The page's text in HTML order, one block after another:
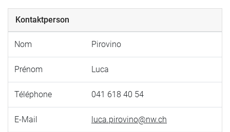
Kontaktperson
Nom Pirovino
Prénom Luca
Téléphone 041 618 40 54
E-Mail luca.pirovino@nw.ch